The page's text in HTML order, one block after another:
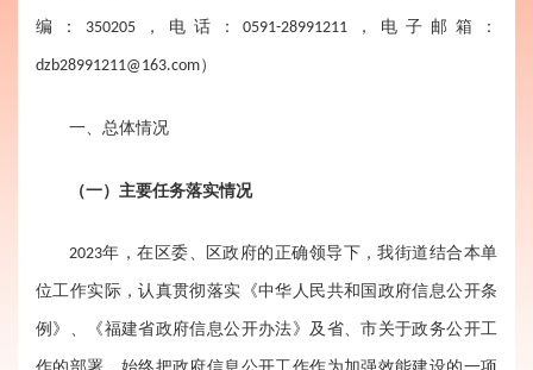
编：350205，电话：0591-28991211，电子邮箱：
dzb28991211@163.com）
一、总体情况
（一）主要任务落实情况
2023年，在区委、区政府的正确领导下，我街道结合本单
位工作实际，认真贯彻落实《中华人民共和国政府信息公开条
例》、《福建省政府信息公开办法》及省、市关于政务公开工